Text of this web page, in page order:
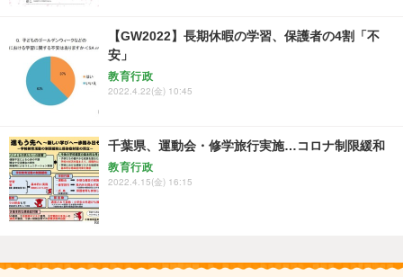
【GW2022】長期休暇の学習、保護者の4割「不
安」
教育行政
2022.4.22(金) 10:45
千葉県、運動会・修学旅行実施…コロナ制限緩和
教育行政
2022.4.15(金) 16:15